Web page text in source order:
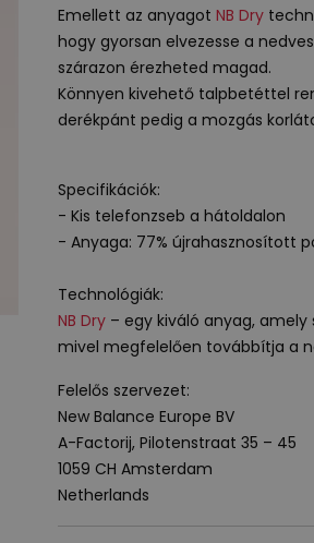
Emellett az anyagot NB Dry
hogy gyorsan elvezesse a
szárazon érezheted magad.
Könnyen kivehető talpbetéttel
derékpánt pedig a mozgás
Specifikációk:
- Kis telefonzseb a hátoldalon
- Anyaga: 77% újrahasznosított
Technológiák:
NB Dry– egy kiváló anyag, amely
mivel megfelelően továbbítja a
Felelős szervezet:
New Balance Europe BV
A-Factorij, Pilotenstraat 35 – 45
1059 CH Amsterdam
Netherlands